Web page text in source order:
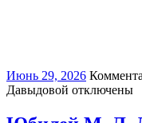
Июнь 29, 2026
Давыдовой отключены